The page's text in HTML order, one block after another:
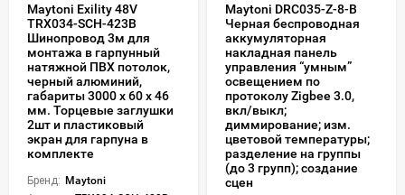
Maytoni Exility 48V
TRX034-SCH-423B
Шинопровод 3м для
монтажа в гарпунный
натяжной ПВХ потолок,
черный алюминий,
габариты 3000 x 60 x 46
мм. Торцевые заглушки
2шт и пластиковый
экран для гарпуна в
комплекте
Бренд: Maytoni
Maytoni DRC035-Z-8-B
Черная беспроводная
аккумуляторная
накладная панель
управления “умным”
освещением по
протоколу Zigbee 3.0,
вкл/выкл;
диммирование; изм.
цветовой температуры;
разделение на группы
(до 3 групп); создание
сцен